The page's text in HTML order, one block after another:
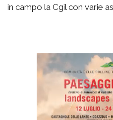
in campo la Cgil con varie